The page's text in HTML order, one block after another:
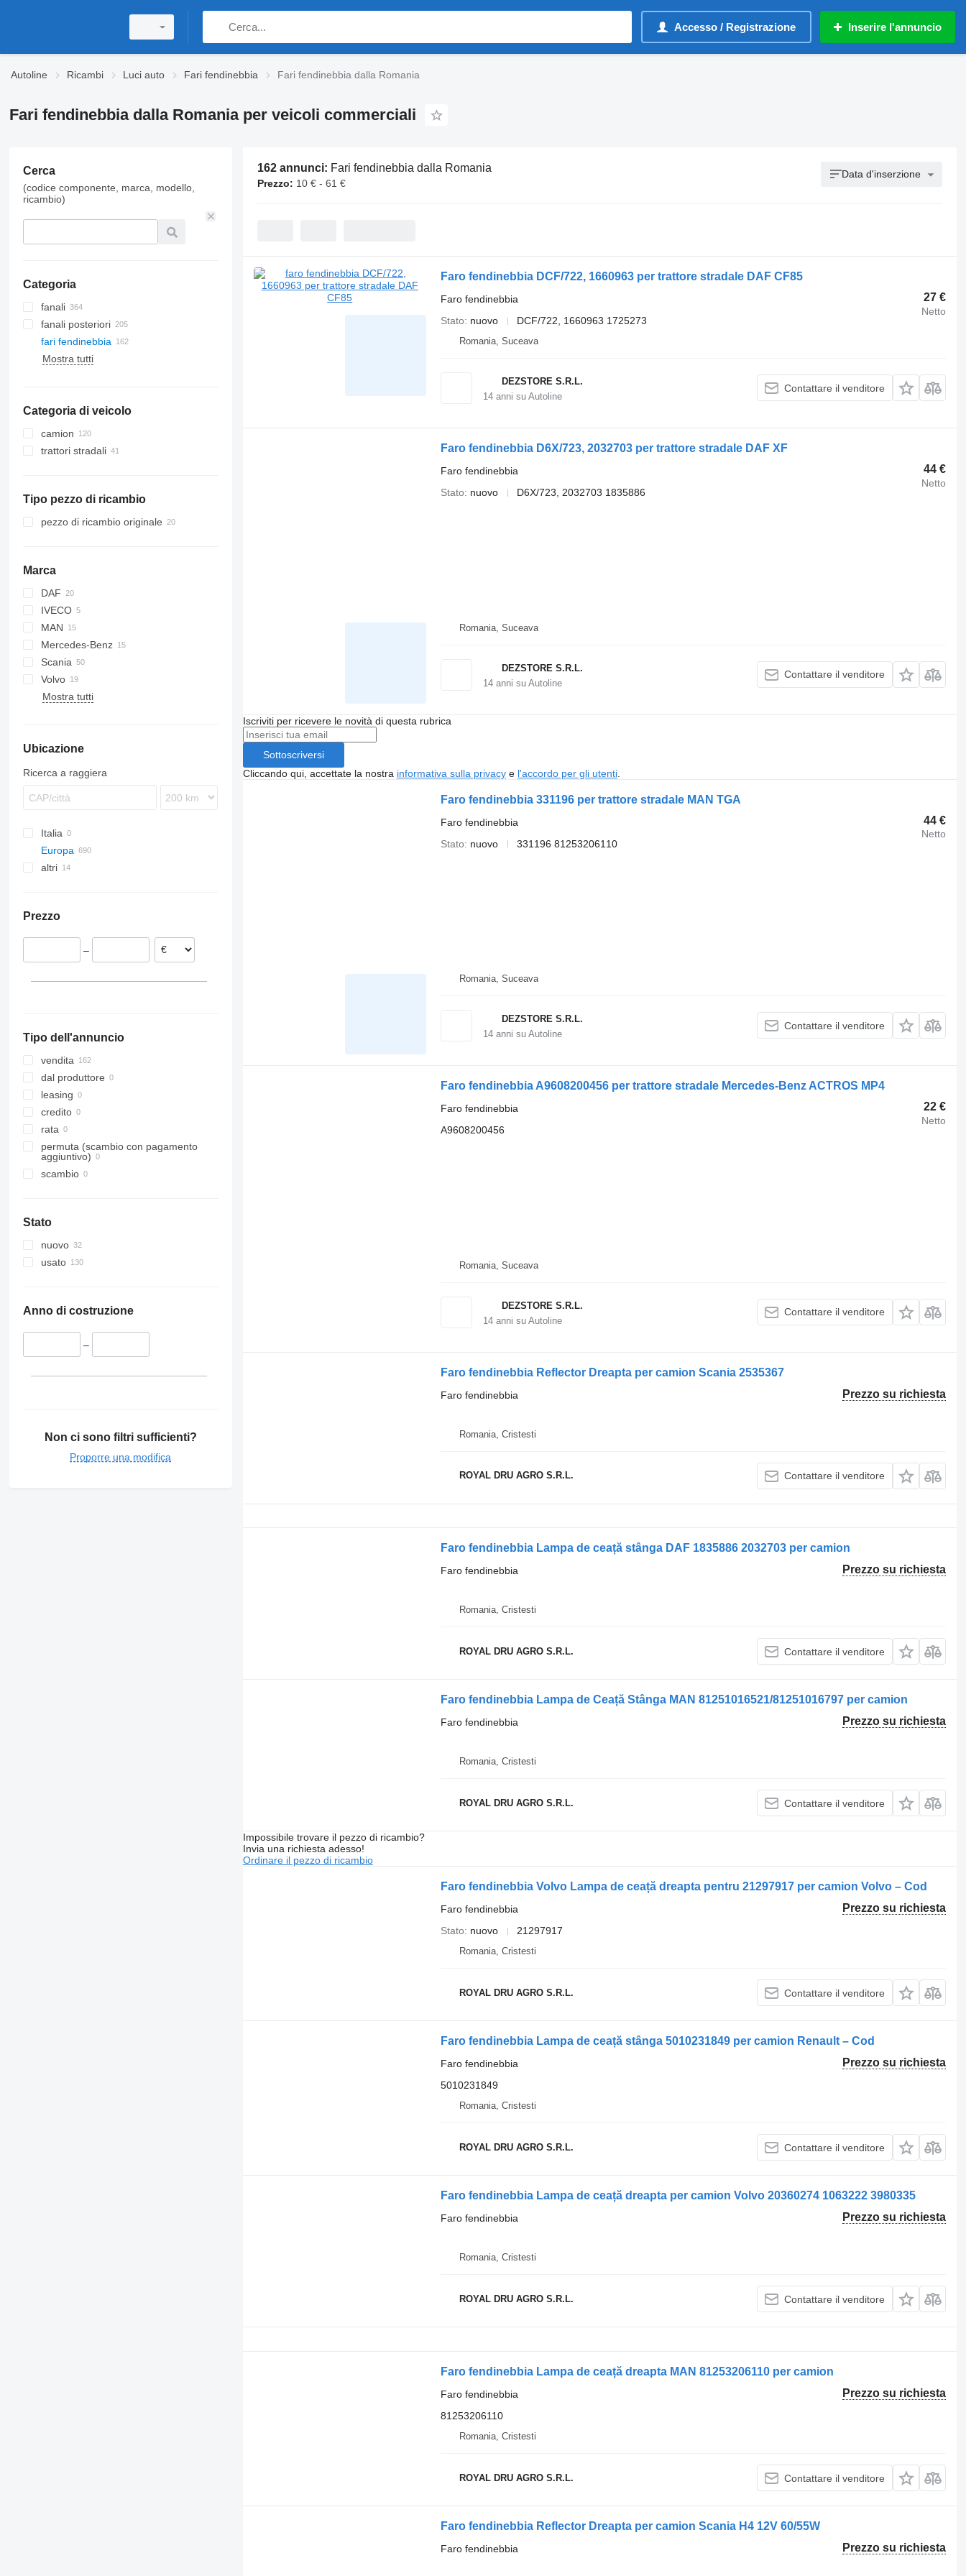
Accesso / Registrazione Inserire l'annuncio
Autoline Ricambi Luci auto Fari fendinebbia Fari fendinebbia dalla Romania
Fari fendinebbia dalla Romania per veicoli commerciali
Cerca
(codice componente, marca, modello,
ricambio)
Categoria
fanali
fanali posteriori
fari fendinebbia
Mostra tutti
Categoria di veicolo
camion
trattori stradali
Tipo pezzo di ricambio
pezzo di ricambio originale
Marca
DAF
CF
XF
IVECO
MAN
TGA
TGS
TGX
Mercedes-Benz
A-Class
Actros
Scania
Volvo
FH
Mostra tutti
Ubicazione
Ricerca a raggiera
Italia
Europa
Portogallo
Spagna
altri
Prezzo
–
Tipo dell'annuncio
vendita
dal produttore
leasing
credito
rata
permuta (scambio con pagamento
aggiuntivo)
scambio
Stato
nuovo
usato
Anno di costruzione
–
Non ci sono filtri sufficienti?
Proporre una modifica
162 annunci: Fari fendinebbia dalla Romania
Prezzo: 10 € - 61 €
Data d'inserzione
Faro fendinebbia DCF/722, 1660963 per trattore stradale DAF CF85
27 €
Netto
Faro fendinebbia
Stato
nuovo DCF/722, 1660963 1725273
Romania, Suceava
DEZSTORE S.R.L.
14anni su Autoline
Contattare il venditore
Faro fendinebbia D6X/723, 2032703 per trattore stradale DAF XF
44 €
Netto
Faro fendinebbia
Stato
nuovo D6X/723, 2032703 1835886
Romania, Suceava
DEZSTORE S.R.L.
14anni su Autoline
Contattare il venditore
Iscriviti per ricevere le novità di questa rubrica
Sottoscriversi
Cliccando qui, accettate la nostra informativa sulla privacye l'accordo per gli utenti.
Faro fendinebbia 331196 per trattore stradale MAN TGA
44 €
Netto
Faro fendinebbia
Stato
nuovo 331196 81253206110
Romania, Suceava
DEZSTORE S.R.L.
14anni su Autoline
Contattare il venditore
Faro fendinebbia A9608200456 per trattore stradale Mercedes-Benz ACTROS MP4
22 €
Netto
Faro fendinebbia
A9608200456
Romania, Suceava
DEZSTORE S.R.L.
14anni su Autoline
Contattare il venditore
Faro fendinebbia Reflector Dreapta per camion Scania 2535367
Prezzo su richiesta
Faro fendinebbia
Romania, Cristesti
ROYAL DRU AGRO S.R.L. Contattare il venditore
Faro fendinebbia Lampa de ceață stânga DAF 1835886 2032703 per camion
Prezzo su richiesta
Faro fendinebbia
Romania, Cristesti
ROYAL DRU AGRO S.R.L. Contattare il venditore
Faro fendinebbia Lampa de Ceață Stânga MAN 81251016521/81251016797 per camion
Prezzo su richiesta
Faro fendinebbia
Romania, Cristesti
ROYAL DRU AGRO S.R.L. Contattare il venditore
Impossibile trovare il pezzo di ricambio?
Invia una richiesta adesso!
Ordinare il pezzo di ricambio
Faro fendinebbia Volvo Lampa de ceață dreapta pentru 21297917 per camion Volvo – Cod
Prezzo su richiesta
Faro fendinebbia
Stato
nuovo 21297917
Romania, Cristesti
ROYAL DRU AGRO S.R.L. Contattare il venditore
Faro fendinebbia Lampa de ceață stânga 5010231849 per camion Renault – Cod
Prezzo su richiesta
Faro fendinebbia
5010231849
Romania, Cristesti
ROYAL DRU AGRO S.R.L. Contattare il venditore
Faro fendinebbia Lampa de ceață dreapta per camion Volvo 20360274 1063222 3980335
Prezzo su richiesta
Faro fendinebbia
Romania, Cristesti
ROYAL DRU AGRO S.R.L. Contattare il venditore
Faro fendinebbia Lampa de ceață dreapta MAN 81253206110 per camion
Prezzo su richiesta
Faro fendinebbia
81253206110
Romania, Cristesti
ROYAL DRU AGRO S.R.L. Contattare il venditore
Faro fendinebbia Reflector Dreapta per camion Scania H4 12V 60/55W
Prezzo su richiesta
Faro fendinebbia